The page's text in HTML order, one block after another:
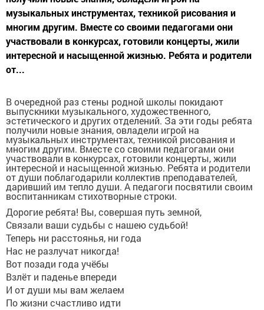
музыкальных инструментах, техникой рисования и
многим другим. Вместе со своими педагогами они
участвовали в конкурсах, готовили концерты, жили
интересной и насыщенной жизнью. Ребята и родители
от...
В очередной раз стены родной школы покидают
выпускники музыкального, художественного,
эстетического и других отделений. За эти годы ребята
получили новые знания, овладели игрой на
музыкальных инструментах, техникой рисования и
многим другим. Вместе со своими педагогами они
участвовали в конкурсах, готовили концерты, жили
интересной и насыщенной жизнью. Ребята и родители
от души поблагодарили коллектив преподавателей,
даривший им тепло души. А педагоги посвятили своим
воспитанникам стихотворные строки.
Дорогие ребята! Вы, совершая путь земной,
Связали ваши судьбы с нашею судьбой!
Теперь ни расстоянья, ни года
Нас не разлучат никогда!
Вот позади года учёбы
Взлёт и паденье впереди
И от души мы вам желаем
По жизни счастливо идти